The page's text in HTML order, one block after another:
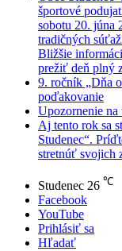
športové
sobotu 20. júna
tradičných
Bližšie
prežiť deň plný
9. ročník „Dňa
poďakovanie
Upozornenie
Aj tento rok sa
Studenec“.
stretnúť svojich
Studenec 26 ℃
Facebook
YouTube
Prihlásiť sa
Hľadať